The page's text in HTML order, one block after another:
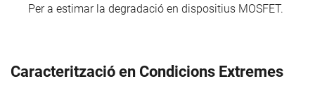
Per a estimar la degradació en dispositius MOSFET.
Caracterització en Condicions Extremes